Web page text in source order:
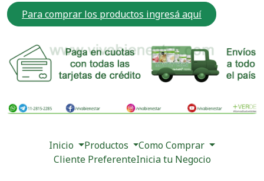
Para comprar los productos ingresá aquí
Inicio Productos
Como Comprar
Cliente PreferenteInicia tu Negocio